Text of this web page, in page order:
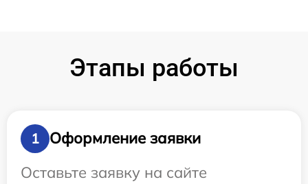
Этапы работы
1
Оформление заявки
Оставьте заявку на сайте